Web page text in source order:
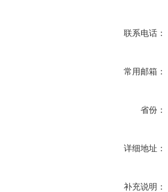
联系电话：
常用邮箱：
省份：
详细地址：
补充说明：